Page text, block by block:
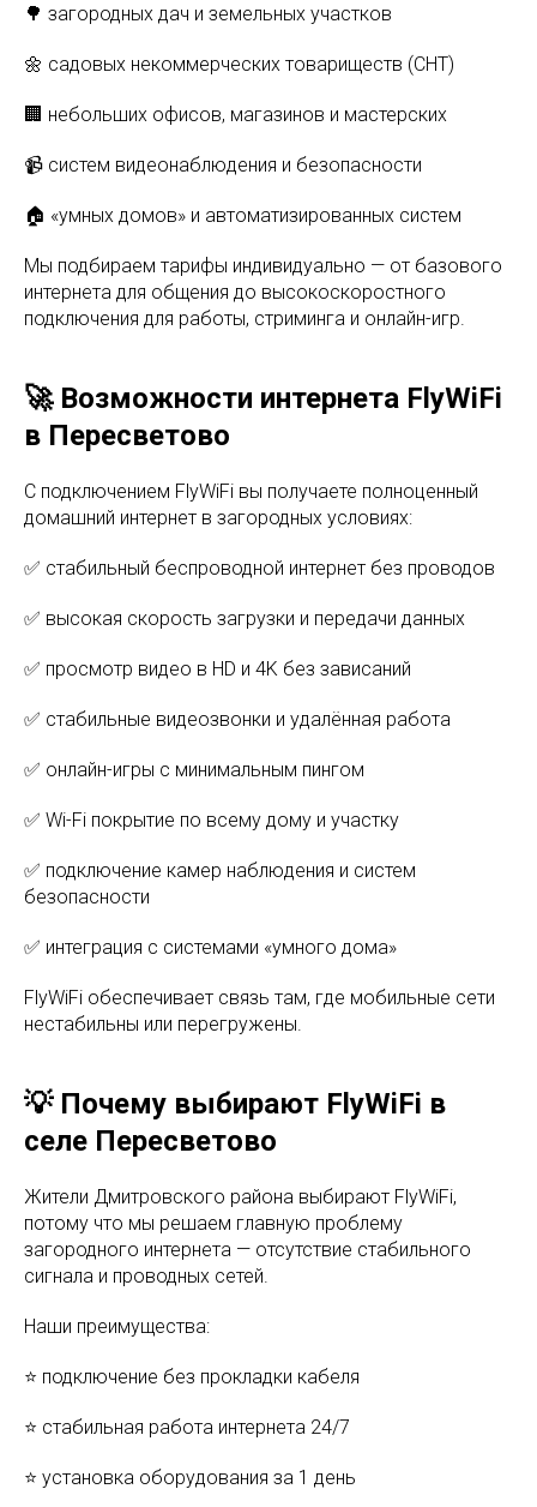
🌳 загородных дач и земельных участков
🌼 садовых некоммерческих товариществ (СНТ)
🏢 небольших офисов, магазинов и мастерских
📹 систем видеонаблюдения и безопасности
🏠 «умных домов» и автоматизированных систем
Мы подбираем тарифы индивидуально — от базового
интернета для общения до высокоскоростного
подключения для работы, стриминга и онлайн-игр.
🚀 Возможности интернета FlyWiFi
в Пересветово
С подключением FlyWiFi вы получаете полноценный
домашний интернет в загородных условиях:
✅ стабильный беспроводной интернет без проводов
✅ высокая скорость загрузки и передачи данных
✅ просмотр видео в HD и 4K без зависаний
✅ стабильные видеозвонки и удалённая работа
✅ онлайн-игры с минимальным пингом
✅ Wi-Fi покрытие по всему дому и участку
✅ подключение камер наблюдения и систем
безопасности
✅ интеграция с системами «умного дома»
FlyWiFi обеспечивает связь там, где мобильные сети
нестабильны или перегружены.
💡 Почему выбирают FlyWiFi в
селе Пересветово
Жители Дмитровского района выбирают FlyWiFi,
потому что мы решаем главную проблему
загородного интернета — отсутствие стабильного
сигнала и проводных сетей.
Наши преимущества:
⭐ подключение без прокладки кабеля
⭐ стабильная работа интернета 24/7
⭐ установка оборудования за 1 день